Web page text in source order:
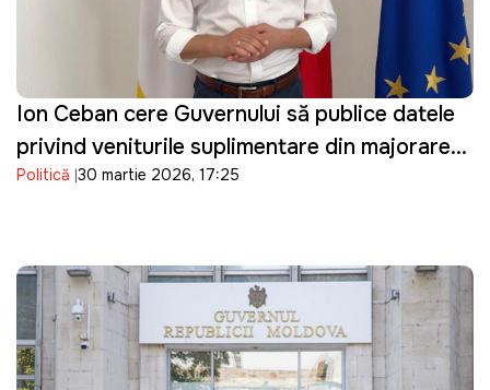
Ion Ceban cere Guvernului să publice datele
privind veniturile suplimentare din majorarea
prețurilor la carburanți
Politică 30 martie 2026, 17:25